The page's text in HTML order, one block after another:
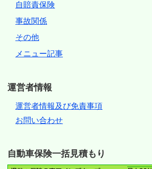
自賠責保険
事故関係
その他
メニュー記事
運営者情報
運営者情報及び免責事項
お問い合わせ
自動車保険一括見積もり